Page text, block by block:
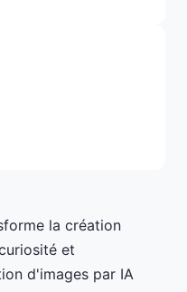
la création
et
d'images par IA